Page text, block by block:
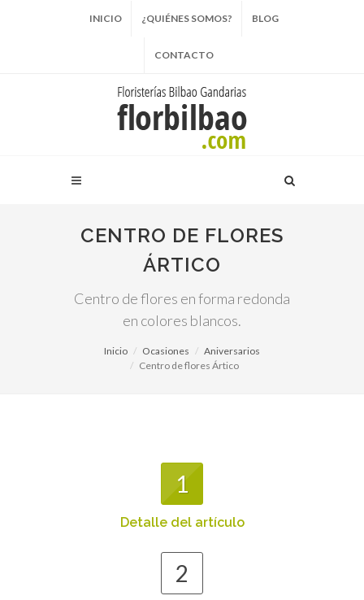
INICIO ¿QUIÉNES SOMOS? BLOG
CONTACTO
CENTRO DE FLORES
ÁRTICO
Centro de flores en forma redonda
en colores blancos.
Inicio Ocasiones
Aniversarios
Centro de flores Ártico
1
Detalle del artículo
2